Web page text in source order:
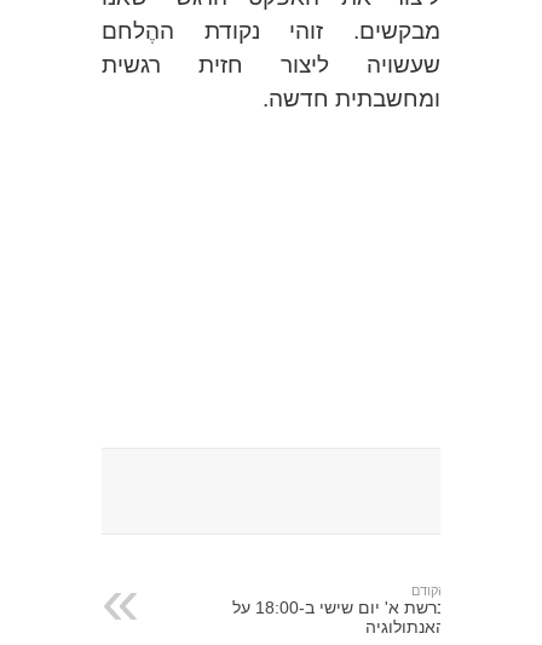
מבקשים. זוהי נקודת ההֶלחם
שעשויה ליצור חזית רגשית
ומחשבתית חדשה.
הקודם
ברשת א' יום שישי ב-18:00 על
האנתולוגיה